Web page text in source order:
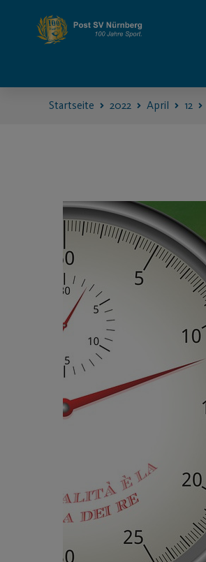
Startseite 2022 April 12